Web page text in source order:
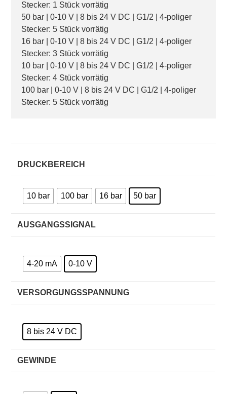
Stecker: 1 Stück vorrätig
50 bar | 0-10 V | 8 bis 24 V DC | G1/2 | 4-poliger
Stecker: 5 Stück vorrätig
16 bar | 0-10 V | 8 bis 24 V DC | G1/2 | 4-poliger
Stecker: 3 Stück vorrätig
10 bar | 0-10 V | 8 bis 24 V DC | G1/2 | 4-poliger
Stecker: 4 Stück vorrätig
100 bar | 0-10 V | 8 bis 24 V DC | G1/2 | 4-poliger
Stecker: 5 Stück vorrätig
DRUCKBEREICH
10 bar 100 bar 16 bar 50 bar
AUSGANGSSIGNAL
4-20 mA 0-10 V
VERSORGUNGSSPANNUNG
8 bis 24 V DC
GEWINDE